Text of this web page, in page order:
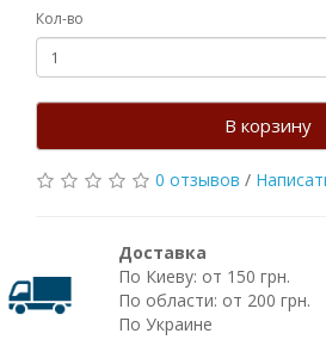
Кол-во
В корзину
0 отзывов /
Доставка
По Киеву: от 150 грн.
По области: от 200 грн.
По Украине